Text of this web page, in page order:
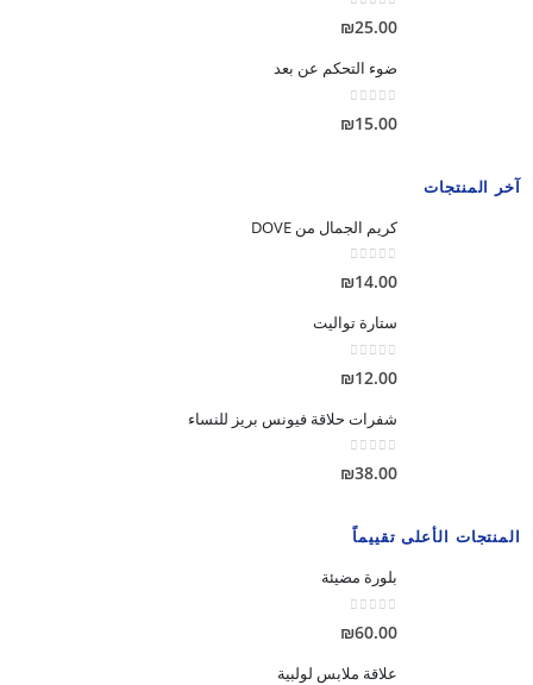
0
out of 5
₪25.00
ضوء التحكم عن بعد
₪15.00
آخر المنتجات
كريم الجمال من DOVE
0
out of 5
₪14.00
ستارة تواليت
₪12.00
شفرات حلاقة فيونس بريز للنساء
0
out of 5
₪38.00
المنتجات الأعلى تقييماً
بلورة مضيئة
₪60.00
علاقة ملابس لولبية